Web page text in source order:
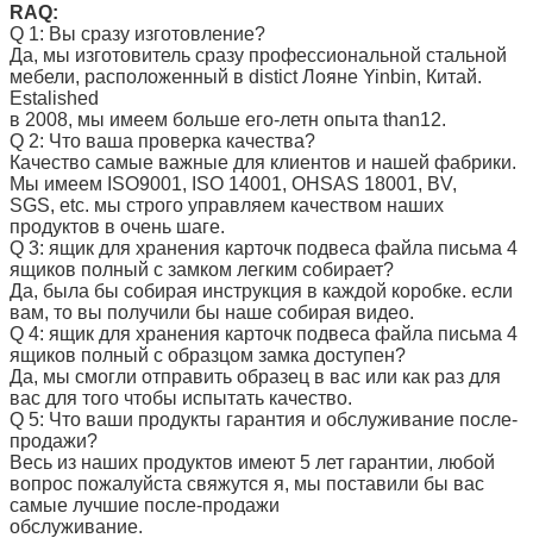
RAQ:
Q 1: Вы сразу изготовление?
Да, мы изготовитель сразу профессиональной стальной
мебели, расположенный в distict Лояне Yinbin, Китай.
Estalished
в 2008, мы имеем больше его-летн опыта than12.
Q 2: Что ваша проверка качества?
Качество самые важные для клиентов и нашей фабрики.
Мы имеем ISO9001, ISO 14001, OHSAS 18001, BV,
SGS, etc. мы строго управляем качеством наших
продуктов в очень шаге.
Q 3: ящик для хранения карточк подвеса файла письма 4
ящиков полный с замком легким собирает?
Да, была бы собирая инструкция в каждой коробке. если
вам, то вы получили бы наше собирая видео.
Q 4: ящик для хранения карточк подвеса файла письма 4
ящиков полный с образцом замка доступен?
Да, мы смогли отправить образец в вас или как раз для
вас для того чтобы испытать качество.
Q 5: Что ваши продукты гарантия и обслуживание после-
продажи?
Весь из наших продуктов имеют 5 лет гарантии, любой
вопрос пожалуйста свяжутся я, мы поставили бы вас
самые лучшие после-продажи
обслуживание.